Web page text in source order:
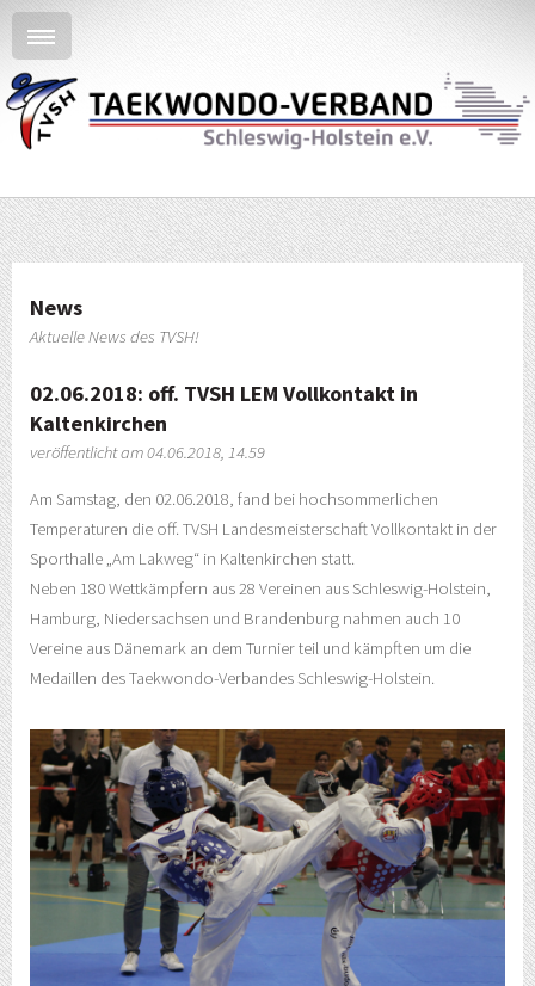
News
Aktuelle News des TVSH!
02.06.2018: off. TVSH LEM Vollkontakt in
Kaltenkirchen
veröffentlicht am 04.06.2018, 14.59
Am Samstag, den 02.06.2018, fand bei hochsommerlichen
Temperaturen die off. TVSH Landesmeisterschaft Vollkontakt in der
Sporthalle „Am Lakweg“ in Kaltenkirchen statt.
Neben 180 Wettkämpfern aus 28 Vereinen aus Schleswig-Holstein,
Hamburg, Niedersachsen und Brandenburg nahmen auch 10
Vereine aus Dänemark an dem Turnier teil und kämpften um die
Medaillen des Taekwondo-Verbandes Schleswig-Holstein.